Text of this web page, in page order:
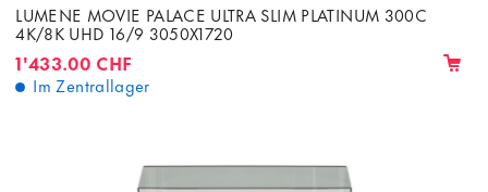
LUMENE MOVIE PALACE ULTRA SLIM PLATINUM 300C
4K/8K UHD 16/9 3050X1720
1'433.00 CHF
Im Zentrallager